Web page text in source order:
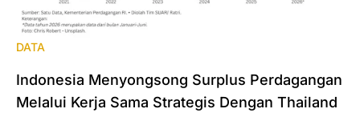
DATA
Indonesia Menyongsong Surplus Perdagangan
Melalui Kerja Sama Strategis Dengan Thailand